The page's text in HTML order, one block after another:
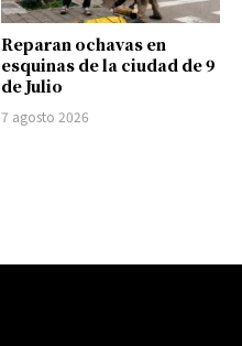
Reparan ochavas en
esquinas de la ciudad de 9
de Julio
7 agosto 2026